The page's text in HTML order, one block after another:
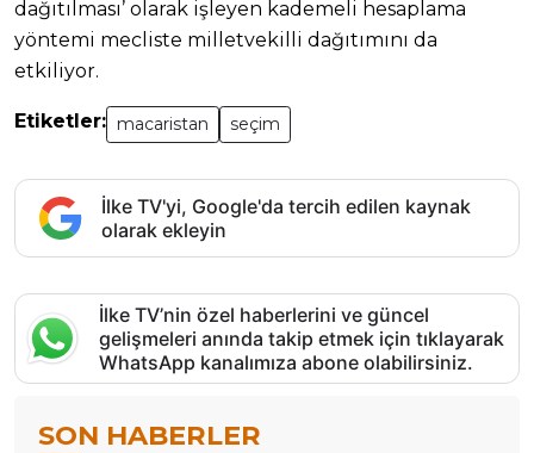
dağıtılması’ olarak işleyen kademeli hesaplama
yöntemi mecliste milletvekilli dağıtımını da
etkiliyor.
Etiketler: macaristan seçim
İlke TV'yi, Google'da tercih edilen kaynak
olarak ekleyin
İlke TV’nin özel haberlerini ve güncel
gelişmeleri anında takip etmek için tıklayarak
WhatsApp kanalımıza abone olabilirsiniz.
SON HABERLER